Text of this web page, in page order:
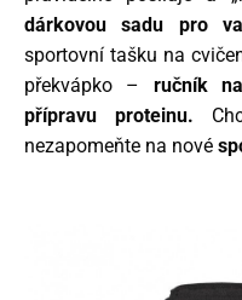
dárkovou sadu pro
sportovní tašku na
překvápko – ručník
přípravu proteinu.
nezapomeňte na nové